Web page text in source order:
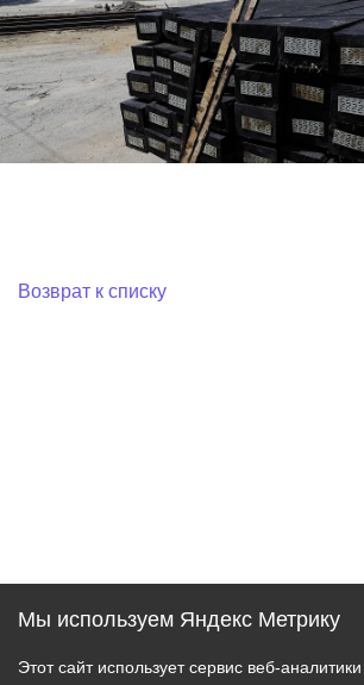
Возврат к списку
Мы используем Яндекс Метрику
Этот сайт использует сервис веб-